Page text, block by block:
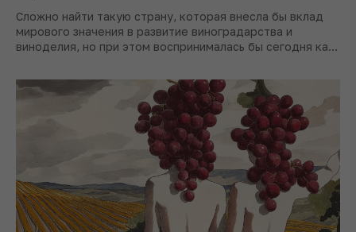
Сложно найти такую страну, которая внесла бы вклад
мирового значения в развитие виноградарства и
виноделия, но при этом воспринималась бы сегодня как
именно в такой роли оказывается Россия.